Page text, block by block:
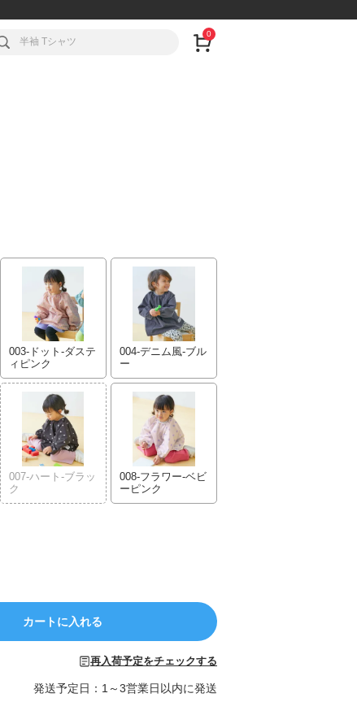
0
003-ドット-ダステ
ィピンク
004-デニム風-ブル
ー
007-ハート-ブラッ
ク
008-フラワー-ベビ
ーピンク
カートに入れる
再入荷予定をチェックする
発送予定日：1～3営業日以内に発送